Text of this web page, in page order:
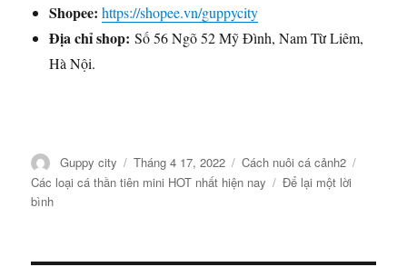
Shopee: https://shopee.vn/guppycity
Địa chỉ shop: Số 56 Ngõ 52 Mỹ Đình, Nam Từ Liêm,
Hà Nội.
Tác
giả
Guppy city
Đăng
vào
Tháng 4 17, 2022
Danh
mục
Cách nuôi cá cảnh2
Các loại cá thần tiên mini HOT nhất hiện nay
Để lại một lời
bìnhở
cá